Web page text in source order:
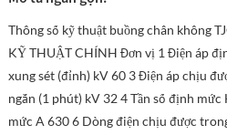
Thông số kỹ thuật buồng chân không
KỸ THUẬT CHÍNH Đơn vị 1 Điện áp
xung sét (đỉnh) kV 60 3 Điện áp chịu
ngắn (1 phút) kV 32 4 Tần số định
mức A 630 6 Dòng điện chịu được